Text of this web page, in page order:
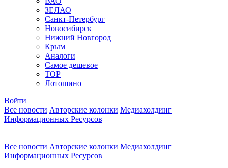
ЗЕЛАО
Санкт-Петербург
Новосибирск
Нижний Новгород
Крым
Аналоги
Самое дешевое
TOP
Лотошино
Войти
Все новости Авторские колонки Медиахолдинг
Информационных Ресурсов
Все новости Авторские колонки Медиахолдинг
Информационных Ресурсов